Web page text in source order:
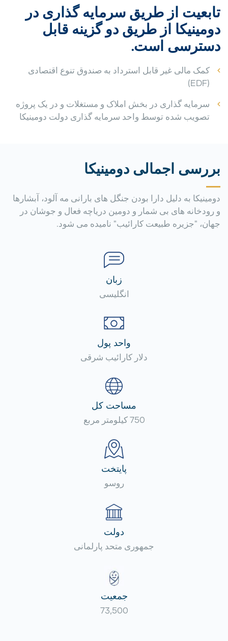
تابعیت از طریق سرمایه گذاری در
دومینیکا از طریق دو گزینه قابل
دسترسی است.
کمک مالی غیر قابل استرداد به صندوق تنوع اقتصادی
(EDF)
سرمایه گذاری در بخش املاک و مستغلات و در یک پروژه
تصویب شده توسط واحد سرمایه گذاری دولت دومینیکا
بررسی اجمالی دومینیکا
دومینیکا به دلیل دارا بودن جنگل های بارانی مه آلود، آبشارها
و رودخانه های بی شمار و دومین دریاچه فعال و جوشان در
جهان، "جزیره طبیعت کارائیب" نامیده می شود.
زبان
انگلیسی
واحد پول
دلار کارائیب شرقی
مساحت کل
750 کیلومتر مربع
پایتخت
روسو
دولت
جمهوری متحد پارلمانی
جمعیت
73,500